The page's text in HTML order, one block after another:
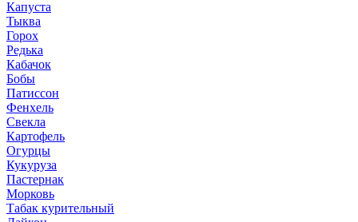
Капуста
Тыква
Горох
Редька
Кабачок
Бобы
Патиссон
Фенхель
Свекла
Картофель
Огурцы
Кукуруза
Пастернак
Морковь
Табак курительный